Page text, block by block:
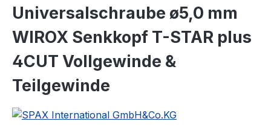
Universalschraube ø5,0 mm
WIROX Senkkopf T-STAR plus
4CUT Vollgewinde &
Teilgewinde